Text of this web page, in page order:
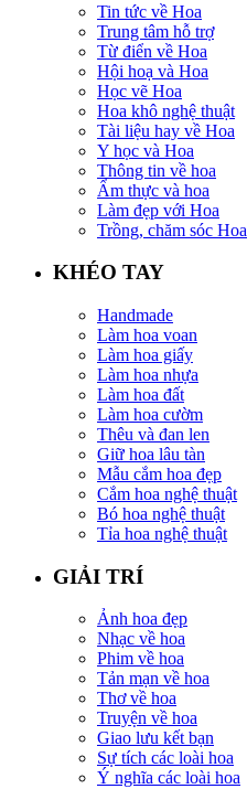
Tin tức về Hoa
Trung tâm hỗ trợ
Từ điển về Hoa
Hội hoạ và Hoa
Học vẽ Hoa
Hoa khô nghệ thuật
Tài liệu hay về Hoa
Y học và Hoa
Thông tin về hoa
Ẩm thực và hoa
Làm đẹp với Hoa
Trồng, chăm sóc Hoa
KHÉO TAY
Handmade
Làm hoa voan
Làm hoa giấy
Làm hoa nhựa
Làm hoa đất
Làm hoa cườm
Thêu và đan len
Giữ hoa lâu tàn
Mẫu cắm hoa đẹp
Cắm hoa nghệ thuật
Bó hoa nghệ thuật
Tỉa hoa nghệ thuật
GIẢI TRÍ
Ảnh hoa đẹp
Nhạc về hoa
Phim về hoa
Tản mạn về hoa
Thơ về hoa
Truyện về hoa
Giao lưu kết bạn
Sự tích các loài hoa
Ý nghĩa các loài hoa